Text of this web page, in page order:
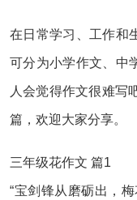
在日常学习、工作和
可分为小学作文、中
人会觉得作文很难写
篇，欢迎大家分享。
三年级花作文 篇1
“宝剑锋从磨砺出，